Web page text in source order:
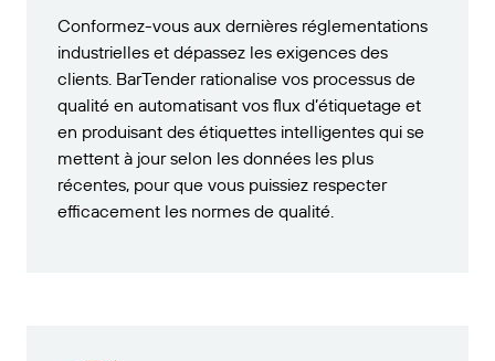
Conformez-vous aux dernières réglementations
industrielles et dépassez les exigences des
clients. BarTender rationalise vos processus de
qualité en automatisant vos flux d’étiquetage et
en produisant des étiquettes intelligentes qui se
mettent à jour selon les données les plus
récentes, pour que vous puissiez respecter
efficacement les normes de qualité.